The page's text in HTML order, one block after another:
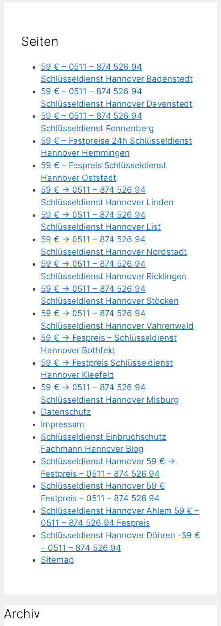
Seiten
59 € – 0511 – 874 526 94
Schlüsseldienst Hannover Badenstedt
59 € – 0511 – 874 526 94
Schlüsseldienst Hannover Davenstedt
59 € – 0511 – 874 526 94
Schlüsseldienst Ronnenberg
59 € – Festpreise 24h Schlüsseldienst
Hannover Hemmingen
59 € – Fespreis Schlüsseldienst
Hannover Oststadt
59 € -> 0511 – 874 526 94
Schlüsseldienst Hannover Linden
59 € -> 0511 – 874 526 94
Schlüsseldienst Hannover List
59 € -> 0511 – 874 526 94
Schlüsseldienst Hannover Nordstadt
59 € -> 0511 – 874 526 94
Schlüsseldienst Hannover Ricklingen
59 € -> 0511 – 874 526 94
Schlüsseldienst Hannover Stöcken
59 € -> 0511 – 874 526 94
Schlüsseldienst Hannover Vahrenwald
59 € -> Fespreis – Schlüsseldienst
Hannover Bothfeld
59 € -> Festpreis Schlüsseldienst
Hannover Kleefeld
59 € -> 0511 – 874 526 94
Schlüsseldienst Hannover Misburg
Datenschutz
Impressum
Schlüsseldienst Einbruchschutz
Fachmann Hannover Blog
Schlüsseldienst Hannover 59 € ->
Festpreis – 0511 – 874 526 94
Schlüsseldienst Hannover 59 €
Festpreis – 0511 – 874 526 94
Schlüsseldienst Hannover Ahlem 59 € –
0511 – 874 526 94 Fespreis
Schlüsseldienst Hannover Döhren -59 €
– 0511 – 874 526 94
Sitemap
Archiv